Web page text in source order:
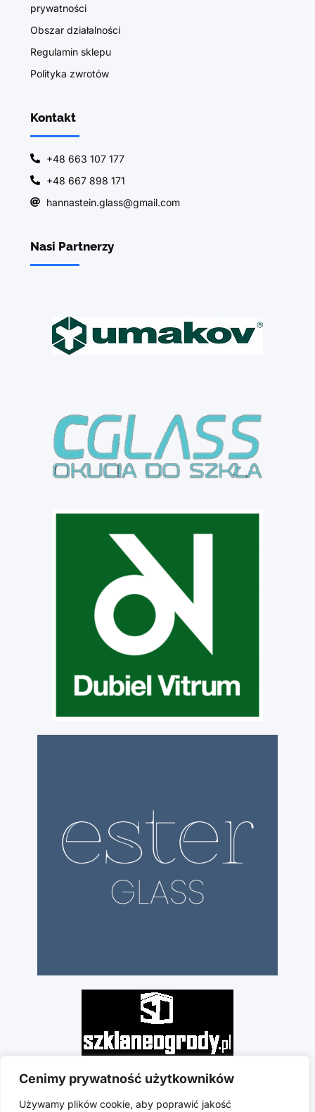
Cenimy prywatność użytkowników
Używamy plików cookie, aby poprawić jakość
prywatności
Obszar działalności
Regulamin sklepu
Polityka zwrotów
Kontakt
+48 663 107 177
+48 667 898 171
hannastein.glass@gmail.com
Nasi Partnerzy